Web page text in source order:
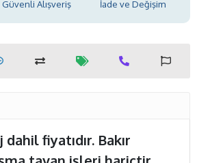
Güvenli Alışveriş İade ve Değişim
fiyatıdır. Bakır